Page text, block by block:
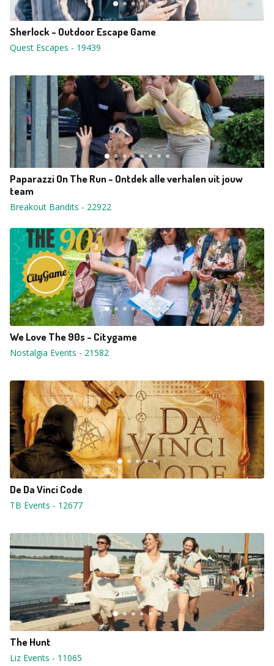
Sherlock - Outdoor Escape Game
Quest Escapes - 19439
Paparazzi On The Run - Ontdek alle verhalen uit jouw
team
Breakout Bandits - 22922
We Love The 90s - Citygame
Nostalgia Events - 21582
De Da Vinci Code
TB Events - 12677
The Hunt
Liz Events - 11065